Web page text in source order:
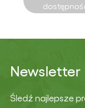
Newsletter
Śledź najlepsze